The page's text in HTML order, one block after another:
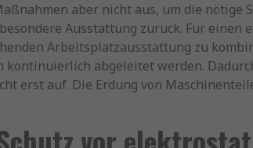
aber nicht aus, um die
Ausstattung zurück. Für einen
Arbeitsplatzausstattung zu
kontinuierlich abgeleitet werden.
erst auf. Die Erdung von